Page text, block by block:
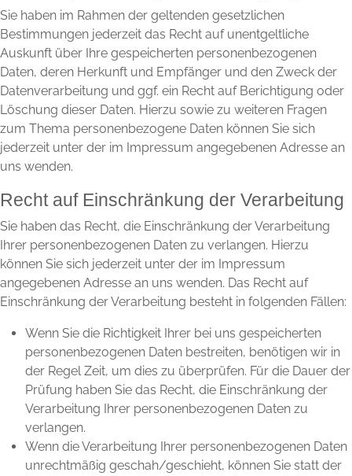
Sie haben im Rahmen der geltenden gesetzlichen
Bestimmungen jederzeit das Recht auf unentgeltliche
Auskunft über Ihre gespeicherten personenbezogenen
Daten, deren Herkunft und Empfänger und den Zweck der
Datenverarbeitung und ggf. ein Recht auf Berichtigung oder
Löschung dieser Daten. Hierzu sowie zu weiteren Fragen
zum Thema personenbezogene Daten können Sie sich
jederzeit unter der im Impressum angegebenen Adresse an
uns wenden.
Recht auf Einschränkung der Verarbeitung
Sie haben das Recht, die Einschränkung der Verarbeitung
Ihrer personenbezogenen Daten zu verlangen. Hierzu
können Sie sich jederzeit unter der im Impressum
angegebenen Adresse an uns wenden. Das Recht auf
Einschränkung der Verarbeitung besteht in folgenden Fällen:
Wenn Sie die Richtigkeit Ihrer bei uns gespeicherten
personenbezogenen Daten bestreiten, benötigen wir in
der Regel Zeit, um dies zu überprüfen. Für die Dauer der
Prüfung haben Sie das Recht, die Einschränkung der
Verarbeitung Ihrer personenbezogenen Daten zu
verlangen.
Wenn die Verarbeitung Ihrer personenbezogenen Daten
unrechtmäßig geschah/geschieht, können Sie statt der